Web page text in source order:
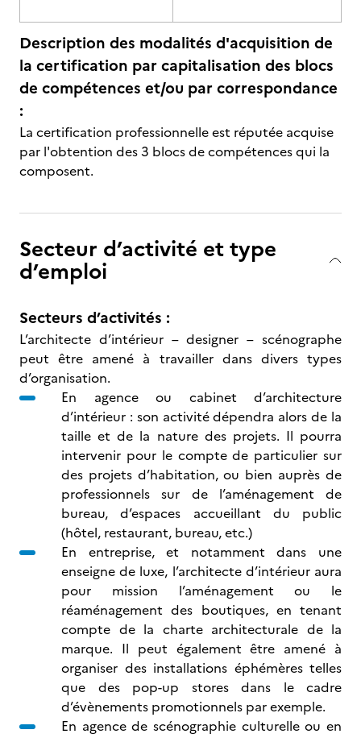
Description des modalités d'acquisition de
la certification par capitalisation des blocs
de compétences et/ou par correspondance
:
La certification professionnelle est réputée acquise
par l'obtention des 3 blocs de compétences qui la
composent.
Secteur d’activité et type
d’emploi
Secteurs d’activités :
L’architecte d’intérieur – designer – scénographe
peut être amené à travailler dans divers types
d’organisation.
En agence ou cabinet d’architecture
d’intérieur : son activité dépendra alors de la
taille et de la nature des projets. Il pourra
intervenir pour le compte de particulier sur
des projets d’habitation, ou bien auprès de
professionnels sur de l’aménagement de
bureau, d’espaces accueillant du public
(hôtel, restaurant, bureau, etc.)
En entreprise, et notamment dans une
enseigne de luxe, l’architecte d’intérieur aura
pour mission l’aménagement ou le
réaménagement des boutiques, en tenant
compte de la charte architecturale de la
marque. Il peut également être amené à
organiser des installations éphémères telles
que des pop-up stores dans le cadre
d’évènements promotionnels par exemple.
En agence de scénographie culturelle ou en